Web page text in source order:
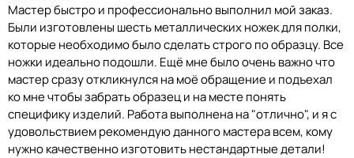
Мастер быстро и профессионально выполнил мой заказ.
Были изготовлены шесть металлических ножек для полки,
которые необходимо было сделать строго по образцу. Все
ножки идеально подошли. Ещё мне было очень важно что
мастер сразу откликнулся на моё обращение и подъехал
ко мне чтобы забрать образец и на месте понять
специфику изделий. Работа выполнена на "отлично", и я с
удовольствием рекомендую данного мастера всем, кому
нужно качественно изготовить нестандартные детали!